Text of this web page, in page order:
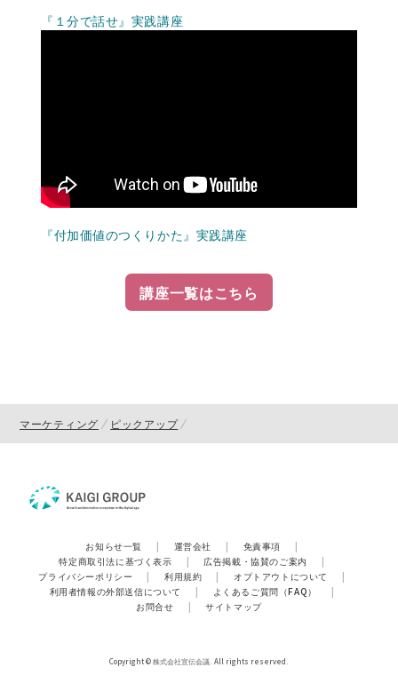
『１分で話せ』実践講座
『付加価値のつくりかた』実践講座
講座一覧はこちら
マーケティング ピックアップ
お知らせ一覧 | 運営会社 | 免責事項
|
特定商取引法に基づく表示
| 広告掲載・協賛のご案内
|
プライバシーポリシー
| 利用規約 | オプトアウトについて
|
利用者情報の外部送信について
| よくあるご質問（FAQ）
|
お問合せ
| サイトマップ
Copyright © 株式会社宣伝会議. All rights reserved.